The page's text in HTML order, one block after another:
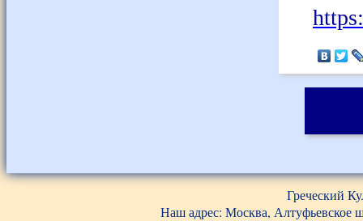
Греческий
Наш адрес: Москва, Алтуфьевское